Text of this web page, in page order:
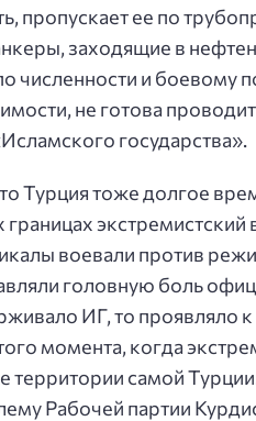
пропускает ее по
заходящие в
численности и боевому
не готова
государства».
Турция тоже долгое
экстремистский
воевали против
головную боль
ИГ, то проявляло
момента, когда
территории самой
Рабочей партии